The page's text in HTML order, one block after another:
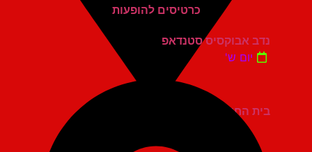
בית החייל תל אביב
נדב אבוקסיס סטנדאפ
יום ש'